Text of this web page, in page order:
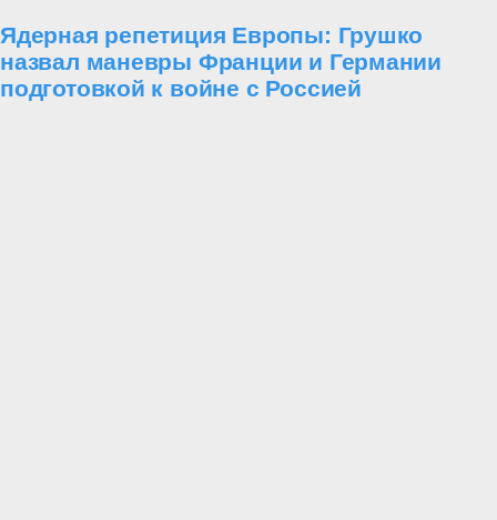
Ядерная репетиция Европы: Грушко
назвал маневры Франции и Германии
подготовкой к войне с Россией